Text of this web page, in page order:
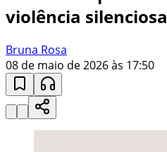
violência silenciosa
Bruna Rosa
08 de maio de 2026 às 17:50